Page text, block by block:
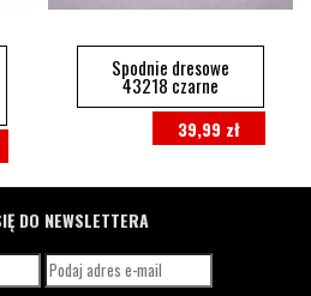
Spodnie dresowe
43218 czarne
39,99 zł
DO NEWSLETTERA